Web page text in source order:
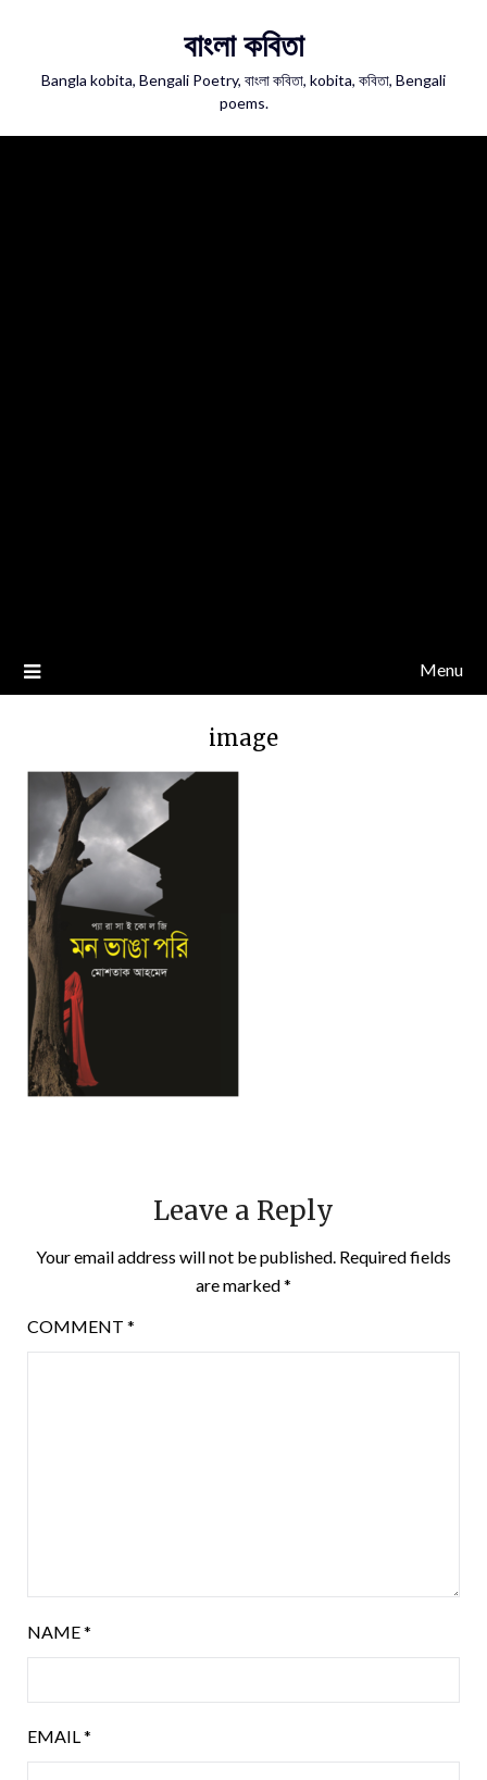
বাংলা কবিতা
Bangla kobita, Bengali Poetry, বাংলা কবিতা, kobita, কবিতা, Bengali
poems.
Menu
image
Leave a Reply
Your email address will not be published. Required fields
are marked*
COMMENT *
NAME*
EMAIL*